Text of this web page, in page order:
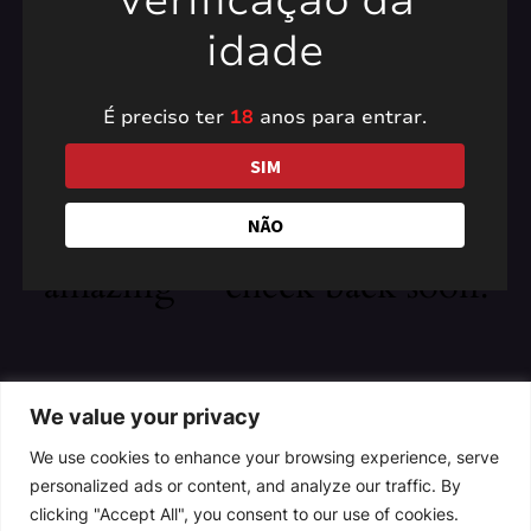
We value your privacy
We use cookies to enhance your browsing experience, serve
personalized ads or content, and analyze our traffic. By
clicking "Accept All", you consent to our use of cookies.
Pardon our dust! We're
working on something
amazing — check back soon!
idade
É preciso ter 18 anos para entrar.
SIM
NÃO